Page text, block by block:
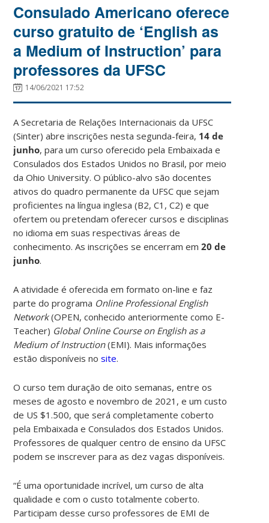
Consulado Americano oferece
curso gratuito de ‘English as
a Medium of Instruction’ para
professores da UFSC
14/06/2021 17:52
A Secretaria de Relações Internacionais da UFSC
(Sinter) abre inscrições nesta segunda-feira, 14 de
junho, para um curso oferecido pela Embaixada e
Consulados dos Estados Unidos no Brasil, por meio
da Ohio University.O público-alvo são docentes
ativos do quadro permanente da UFSC que sejam
proficientes na língua inglesa (B2, C1, C2) e que
ofertem ou pretendam oferecer cursos e disciplinas
no idioma em suas respectivas áreas de
conhecimento. As inscrições se encerram em20 de
junho.
A atividade é oferecida em formato on-line e faz
parte do programa Online Professional English
Network(OPEN, conhecido anteriormente como E-
Teacher) Global Online Course on English as a
Medium of Instruction(EMI). Mais informações
estão disponíveis nosite.
O curso tem duração de oito semanas, entre os
meses de agosto e novembro de 2021, e um custo
de US $1.500, que será completamente coberto
pela Embaixada e Consulados dos Estados Unidos.
Professores de qualquer centro de ensino da UFSC
podem se inscrever para as dez vagas disponíveis.
“É uma oportunidade incrível, um curso de alta
qualidade e com o custo totalmente coberto.
Participam desse curso professores de EMI de